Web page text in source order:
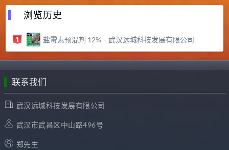
浏览历史
盐霉素预混剂 12% – 武汉远城科技发展有限公司
联系我们
武汉远城科技发展有限公司
武汉市武昌区中山路496号
郑先生